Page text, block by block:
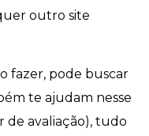
outro site
fazer, pode buscar
te ajudam nesse
avaliação), tudo